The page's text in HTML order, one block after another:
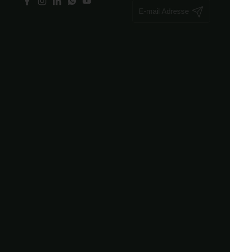
FacebookInstagram
LinkedInWhatsApp
YouTube
Abonnieren